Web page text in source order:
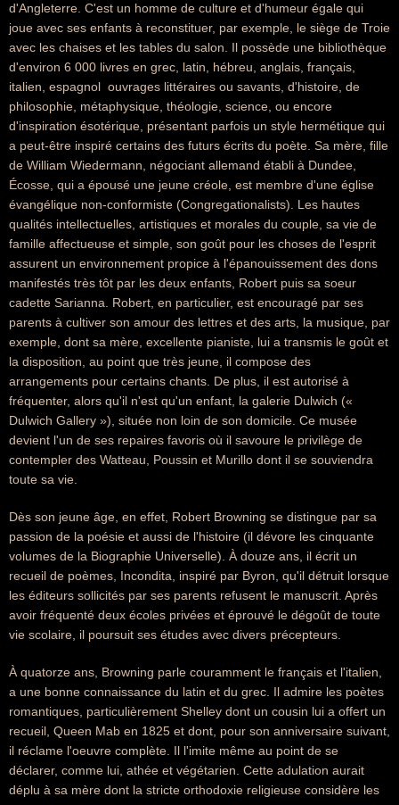
d'Angleterre. C'est un homme de culture et d'humeur égale qui
joue avec ses enfants à reconstituer, par exemple, le siège de Troie
avec les chaises et les tables du salon. Il possède une bibliothèque
d'environ 6 000 livres en grec, latin, hébreu, anglais, français,
italien, espagnol  ouvrages littéraires ou savants, d'histoire, de
philosophie, métaphysique, théologie, science, ou encore
d'inspiration ésotérique, présentant parfois un style hermétique qui
a peut-être inspiré certains des futurs écrits du poète. Sa mère, fille
de William Wiedermann, négociant allemand établi à Dundee,
Écosse, qui a épousé une jeune créole, est membre d'une église
évangélique non-conformiste (Congregationalists). Les hautes
qualités intellectuelles, artistiques et morales du couple, sa vie de
famille affectueuse et simple, son goût pour les choses de l'esprit
assurent un environnement propice à l'épanouissement des dons
manifestés très tôt par les deux enfants, Robert puis sa soeur
cadette Sarianna. Robert, en particulier, est encouragé par ses
parents à cultiver son amour des lettres et des arts, la musique, par
exemple, dont sa mère, excellente pianiste, lui a transmis le goût et
la disposition, au point que très jeune, il compose des
arrangements pour certains chants. De plus, il est autorisé à
fréquenter, alors qu'il n'est qu'un enfant, la galerie Dulwich («
Dulwich Gallery »), située non loin de son domicile. Ce musée
devient l'un de ses repaires favoris où il savoure le privilège de
contempler des Watteau, Poussin et Murillo dont il se souviendra
toute sa vie.
Dès son jeune âge, en effet, Robert Browning se distingue par sa
passion de la poésie et aussi de l'histoire (il dévore les cinquante
volumes de la Biographie Universelle). À douze ans, il écrit un
recueil de poèmes, Incondita, inspiré par Byron, qu'il détruit lorsque
les éditeurs sollicités par ses parents refusent le manuscrit. Après
avoir fréquenté deux écoles privées et éprouvé le dégoût de toute
vie scolaire, il poursuit ses études avec divers précepteurs.
À quatorze ans, Browning parle couramment le français et l'italien,
a une bonne connaissance du latin et du grec. Il admire les poètes
romantiques, particulièrement Shelley dont un cousin lui a offert un
recueil, Queen Mab en 1825 et dont, pour son anniversaire suivant,
il réclame l'oeuvre complète. Il l'imite même au point de se
déclarer, comme lui, athée et végétarien. Cette adulation aurait
déplu à sa mère dont la stricte orthodoxie religieuse considère les